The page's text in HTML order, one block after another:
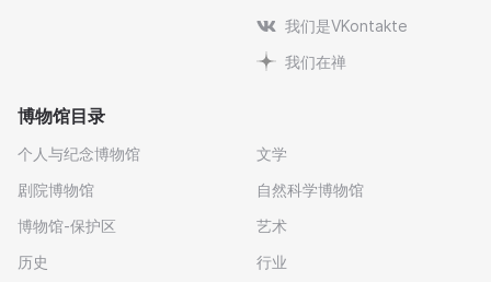
我们是VKontakte
我们在禅
博物馆目录
个人与纪念博物馆
剧院博物馆
博物馆-保护区
历史
文学
自然科学博物馆
艺术
行业